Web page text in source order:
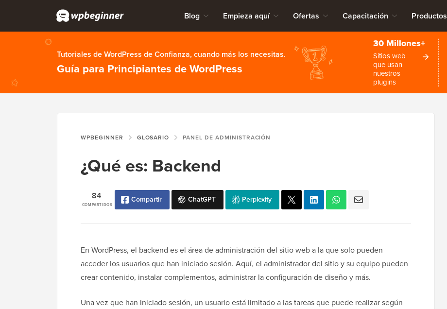
Blog Empieza aquí Ofertas Capacitación Productos
Tutoriales de WordPress de Confianza, cuando más los necesitas.
Guía para Principiantes de WordPress
30 Millones+
Sitios web
que usan
nuestros
plugins
WPBEGINNER GLOSARIO PANEL DE ADMINISTRACIÓN
¿Qué es: Backend
COMPARTIDOS
84 Compartir ChatGPT Perplexity
En WordPress, el backend es el área de administración del sitio web a la que solo pueden
acceder los usuarios que han iniciado sesión. Aquí, el administrador del sitio y su equipo pueden
crear contenido, instalar complementos, administrar la configuración de diseño y más.
Una vez que han iniciado sesión, un usuario está limitado a las tareas que puede realizar según